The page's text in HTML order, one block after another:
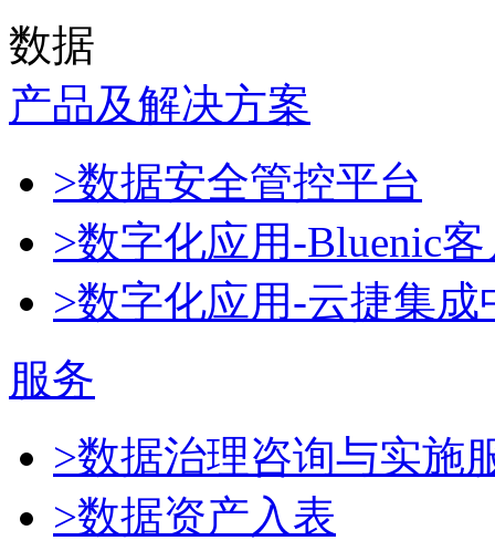
数据
产品及解决方案
>数据安全管控平台
>数字化应用-Bluenic
>数字化应用-云捷集成
服务
>数据治理咨询与实施
>数据资产入表